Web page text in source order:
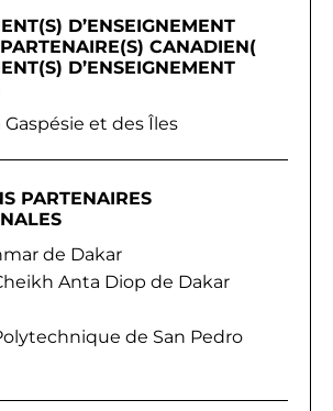
D’ENSEIGNEMENT
CANADIEN(
D’ENSEIGNEMENT
et des Îles
PARTENAIRES
de Dakar
Anta Diop de Dakar
de San Pedro